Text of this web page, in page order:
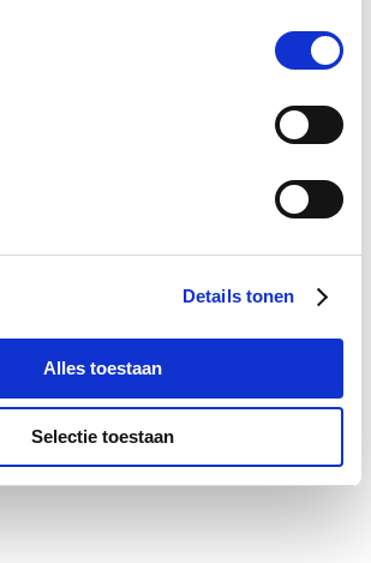
Details tonen
Alles toestaan
Selectie toestaan
Vloeibaar
Voeg toe aan winkeltas